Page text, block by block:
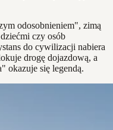
odosobnieniem", zimą
czy osób
do cywilizacji nabiera
drogę dojazdową, a
okazuje się legendą.